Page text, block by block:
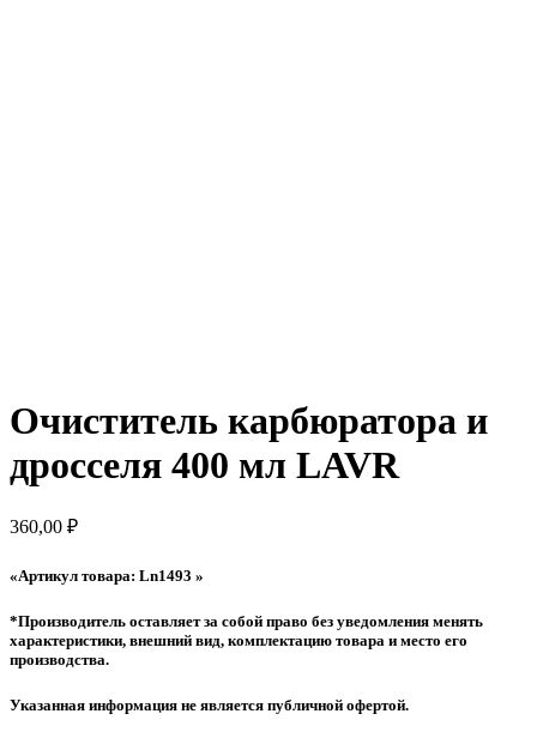
Очиститель карбюратора и
дросселя 400 мл LAVR
360,00 ₽
«Артикул товара: Ln1493 »
*Производитель оставляет за собой право без уведомления менять
характеристики, внешний вид, комплектацию товара и место его
производства.
Указанная информация не является публичной офертой.